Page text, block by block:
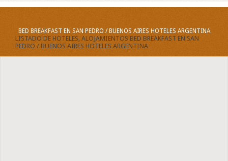
BED BREAKFAST EN SAN PEDRO / BUENOS AIRES HOTELES ARGENTINA
LISTADO DE HOTELES, ALOJAMIENTOS BED BREAKFAST EN SAN
PEDRO / BUENOS AIRES HOTELES ARGENTINA